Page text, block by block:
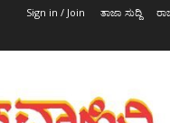
Sign in / Join ತಾಜಾ ಸುದ್ದಿ